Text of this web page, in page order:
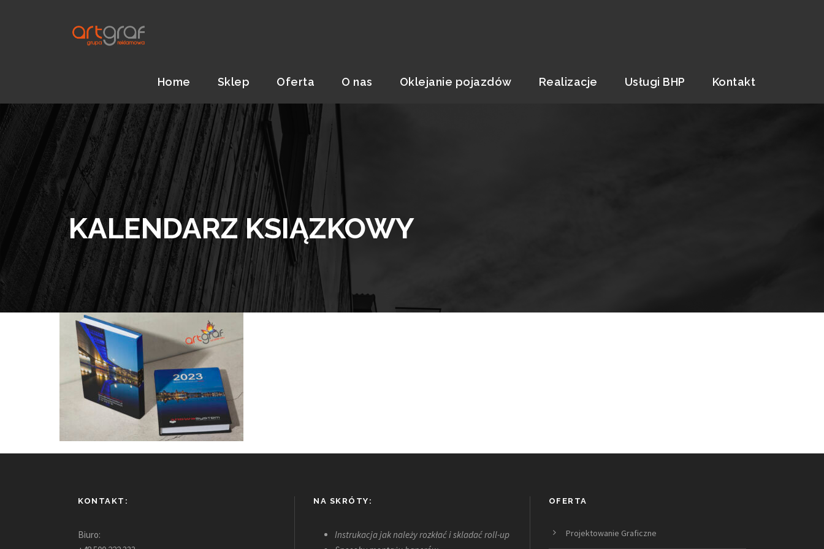
Home Sklep Oferta O nas Oklejanie pojazdów Realizacje Usługi BHP Kontakt
KALENDARZ KSIĄZKOWY
KONTAKT:
Biuro:
NA SKRÓTY:
Instrukacja jak należy rozkłać i skladać roll-up
OFERTA
Projektowanie Graficzne